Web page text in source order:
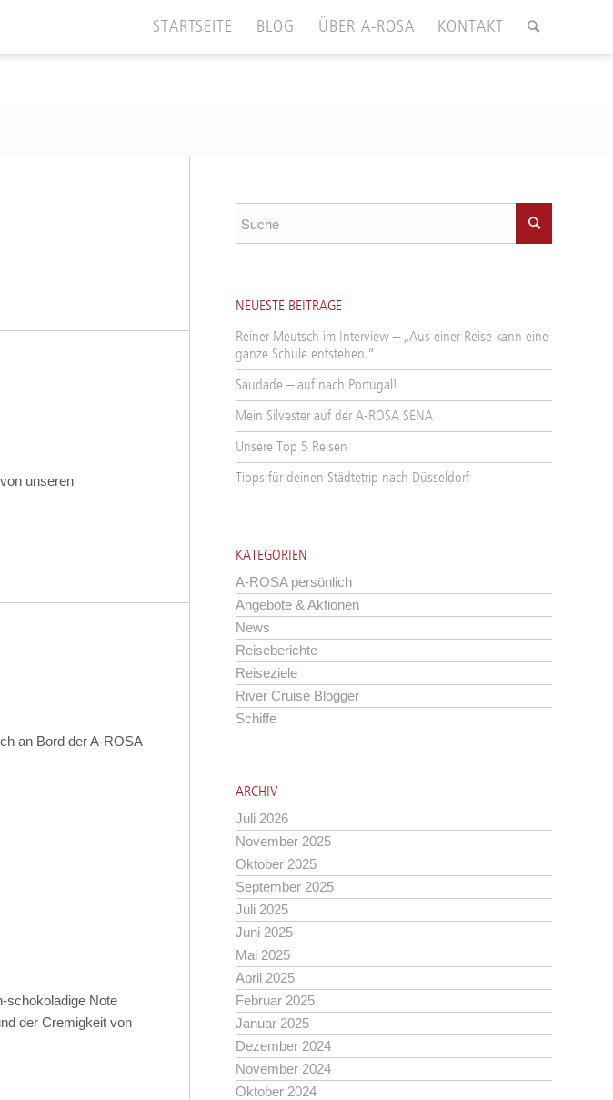
STARTSEITE BLOG ÜBER A-ROSA KONTAKT
unseren
an Bord der A-ROSA
schokoladige Note
der Cremigkeit von
NEUESTE BEITRÄGE
Reiner Meutsch im Interview – „Aus einer Reise kann eine
ganze Schule entstehen.“
Saudade – auf nach Portugal!
Mein Silvester auf der A-ROSA SENA
Unsere Top 5 Reisen
Tipps für deinen Städtetrip nach Düsseldorf
KATEGORIEN
A-ROSA persönlich
Angebote & Aktionen
News
Reiseberichte
Reiseziele
River Cruise Blogger
Schiffe
ARCHIV
Juli 2026
November 2025
Oktober 2025
September 2025
Juli 2025
Juni 2025
Mai 2025
April 2025
Februar 2025
Januar 2025
Dezember 2024
November 2024
Oktober 2024